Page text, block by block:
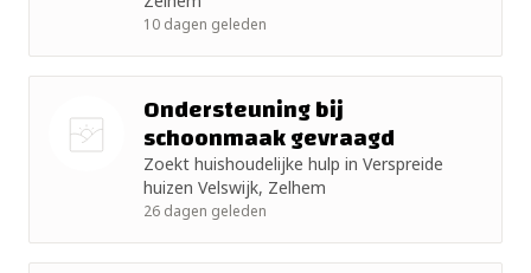
+ 15km
+ 25km
+ 50km
10 dagen geleden
Ondersteuning bij
schoonmaak gevraagd
Zoekt huishoudelijke hulp in Verspreide
huizen Velswijk, Zelhem
26 dagen geleden